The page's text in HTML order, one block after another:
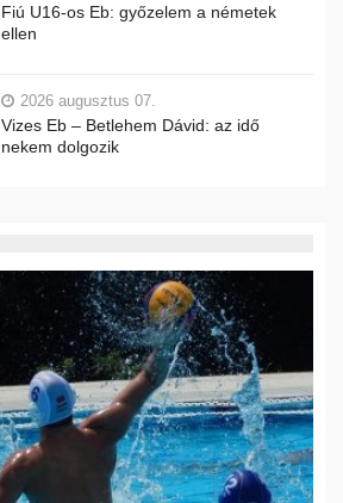
Fiú U16-os Eb: győzelem a németek
ellen
2026 augusztus 07.
Vizes Eb – Betlehem Dávid: az idő
nekem dolgozik